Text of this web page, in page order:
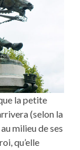
la petite
(selon la
au milieu de ses
qu’elle